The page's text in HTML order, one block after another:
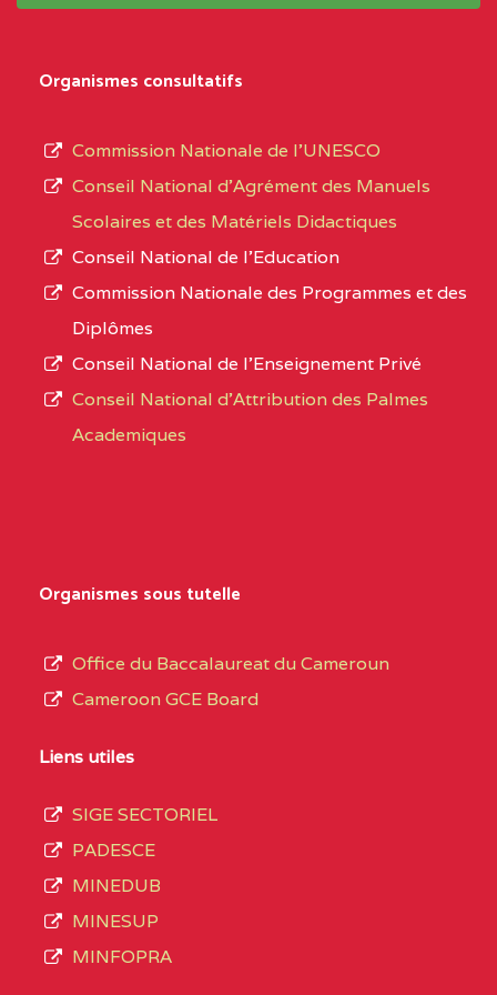
NORD
MERI
EXTREME-
NORD
CETIC DE LOULOU
0CN1TEFD101094115
EXTREME-
NORD
0EI1TEFD100495110
NORD
KOUSSERI
NORD
EXTREME-
NORD
type
L’offre
d’éducation
de
du
de
septembre
2020
compte
3408
Organismes consultatifs
Commission Nationale de l’UNESCO
Conseil National d’Agrément des Manuels
Scolaires et des Matériels Didactiques
Conseil National de l’Education
Commission Nationale des Programmes et des
Diplômes
Conseil National de l’Enseignement Privé
Conseil National d'Attribution des Palmes
Academiques
Organismes sous tutelle
Office du Baccalaureat du Cameroun
Cameroon GCE Board
Liens utiles
SIGE SECTORIEL
PADESCE
MINEDUB
MINESUP
MINFOPRA